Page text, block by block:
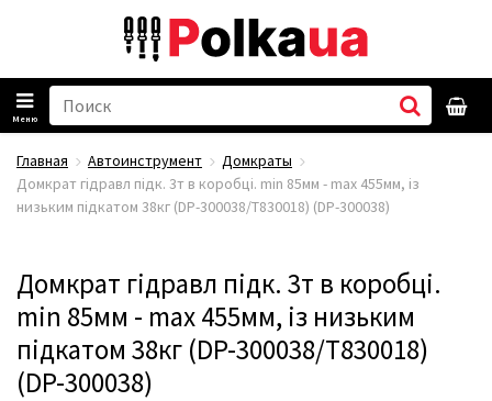
Меню
Главная Автоинструмент
Домкраты
Домкрат гідравл підк. 3т в коробці. min 85мм - max 455мм, із
низьким підкатом 38кг (DP-300038/T830018) (DP-300038)
Домкрат гідравл підк. 3т в коробці.
min 85мм - max 455мм, із низьким
підкатом 38кг (DP-300038/T830018)
(DP-300038)